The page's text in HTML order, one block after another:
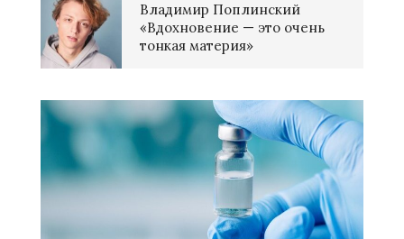
Владимир Поплинский
«Вдохновение — это очень
тонкая материя»